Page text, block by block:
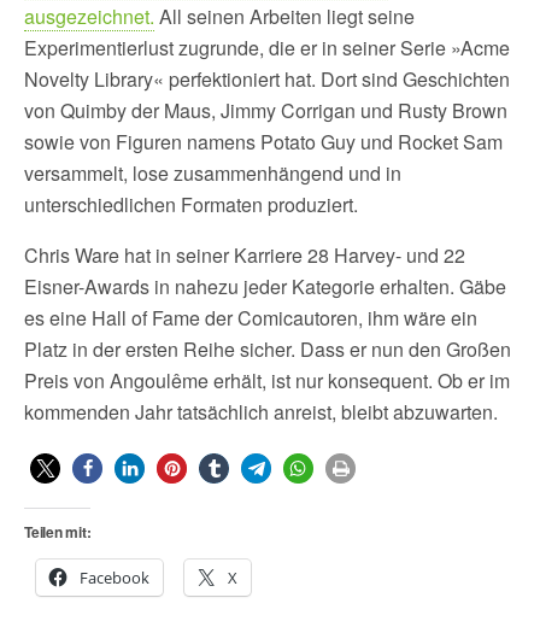
ausgezeichnet. All seinen Arbeiten liegt seine
Experimentierlust zugrunde, die er in seiner Serie »Acme
Novelty Library« perfektioniert hat. Dort sind Geschichten
von Quimby der Maus, Jimmy Corrigan und Rusty Brown
sowie von Figuren namens Potato Guy und Rocket Sam
versammelt, lose zusammenhängend und in
unterschiedlichen Formaten produziert.
Chris Ware hat in seiner Karriere 28 Harvey- und 22
Eisner-Awards in nahezu jeder Kategorie erhalten. Gäbe
es eine Hall of Fame der Comicautoren, ihm wäre ein
Platz in der ersten Reihe sicher. Dass er nun den Großen
Preis von Angoulême erhält, ist nur konsequent. Ob er im
kommenden Jahr tatsächlich anreist, bleibt abzuwarten.
Teilen mit:
Facebook X